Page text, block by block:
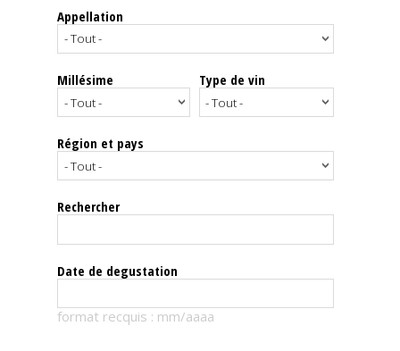
Spiritueux
Notes
dégustation
Le
magazine
Télécharger
Appellation
Millésime Type de vin
Région et pays
Rechercher
Date de degustation
format recquis : mm/aaaa